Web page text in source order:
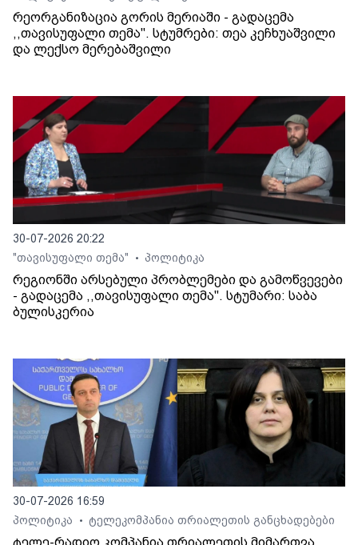
რეორგანიზაცია გორის მერიაში - გადაცემა
,,თავისუფალი თემა". სტუმრები: თეა კეჩხუაშვილი
და ლექსო მერებაშვილი
30-07-2026 20:22
"თავისუფალი თემა"
• პოლიტიკა
რეგიონში არსებული პრობლემები და გამოწვევები
- გადაცემა ,,თავისუფალი თემა". სტუმარი: საბა
ბულისკერია
30-07-2026 16:59
პოლიტიკა
• ტელეკომპანია თრიალეთის განცხადებები